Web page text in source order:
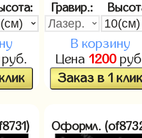
Гравир.:
В корзину
Цена 1200
Заказ в 1
Оформл.